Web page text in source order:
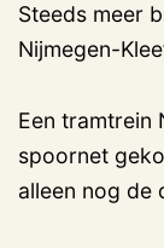
Steeds meer
Nijmegen-
Een tramtrein
spoornet
alleen nog de